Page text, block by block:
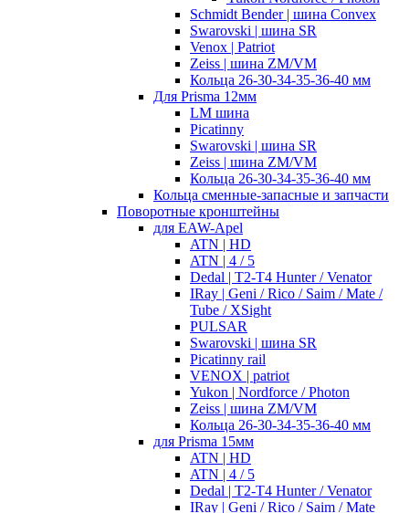
Schmidt Bender | шина Convex
Swarovski | шина SR
Venox | Patriot
Zeiss | шина ZM/VM
Кольца 26-30-34-35-36-40 мм
Для Prisma 12мм
LM шина
Picatinny
Swarovski | шина SR
Zeiss | шина ZM/VM
Кольца 26-30-34-35-36-40 мм
Кольца сменные-запасные и запчасти
Поворотные кронштейны
для EAW-Apel
ATN | HD
ATN | 4 / 5
Dedal | T2-T4 Hunter / Venator
IRay | Geni / Rico / Saim / Mate /
Tube / XSight
PULSAR
Swarovski | шина SR
Picatinny rail
VENOX | patriot
Yukon | Nordforce / Photon
Zeiss | шина ZM/VM
Кольца 26-30-34-35-36-40 мм
для Prisma 15мм
ATN | HD
ATN | 4 / 5
Dedal | T2-T4 Hunter / Venator
IRay | Geni / Rico / Saim / Mate